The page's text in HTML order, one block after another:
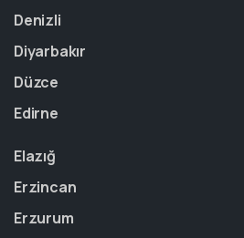
Denizli
Diyarbakır
Düzce
Edirne
Elazığ
Erzincan
Erzurum